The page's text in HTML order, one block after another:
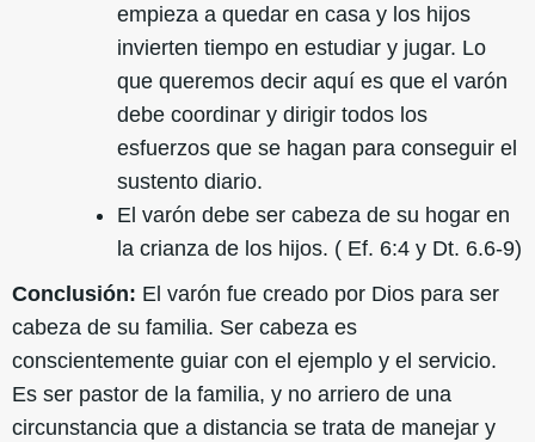
empieza a quedar en casa y los hijos
invierten tiempo en estudiar y jugar. Lo
que queremos decir aquí es que el varón
debe coordinar y dirigir todos los
esfuerzos que se hagan para conseguir el
sustento diario.
El varón debe ser cabeza de su hogar en
la crianza de los hijos. ( Ef. 6:4 y Dt. 6.6-9)
Conclusión: El varón fue creado por Dios para ser
cabeza de su familia. Ser cabeza es
conscientemente guiar con el ejemplo y el servicio.
Es ser pastor de la familia, y no arriero de una
circunstancia que a distancia se trata de manejar y